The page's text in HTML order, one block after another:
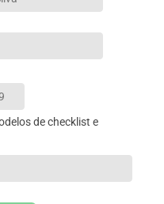
de checklist e